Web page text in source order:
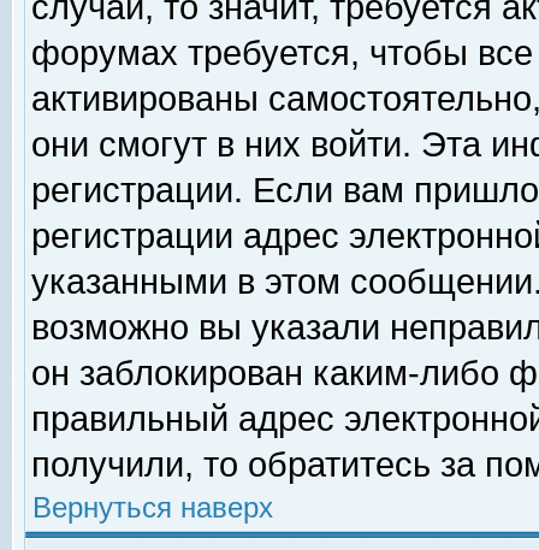
форумах требуется, чтобы
активированы
они смогут в них войти. Эта
регистрации. Если вам
регистрации адрес
указанными в этом
возможно вы указали
он заблокирован каким-либо
правильный адрес
получили, то обратитесь за
Вернуться наверх